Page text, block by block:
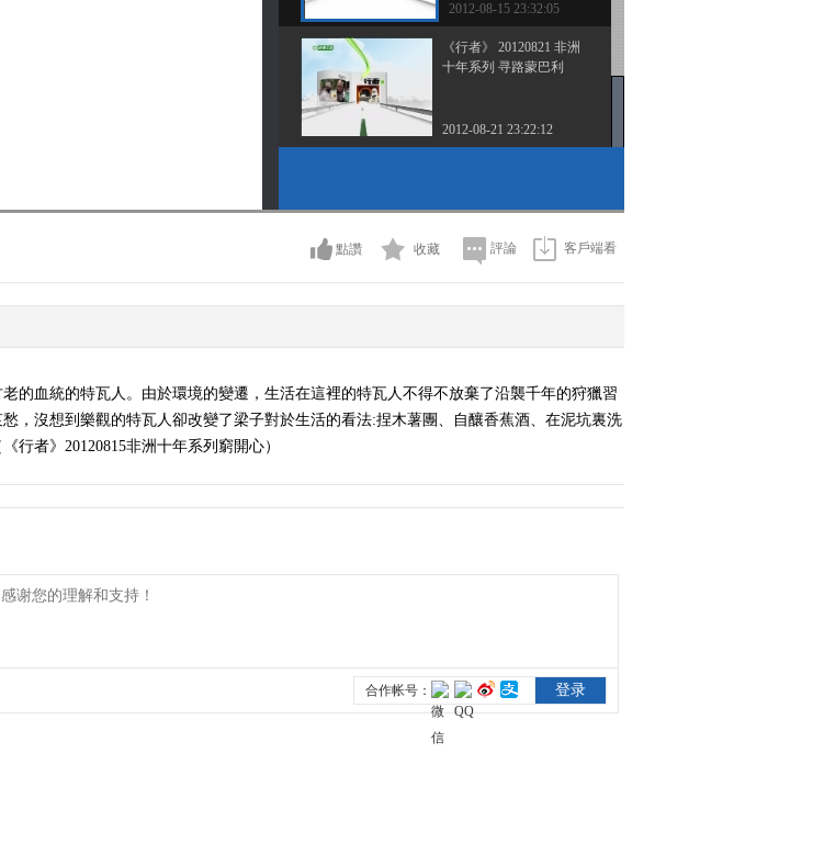
2012-08-15 23:32:05
《行者》 20120821 非洲
十年系列 寻路蒙巴利
2012-08-21 23:22:12
點讚 收藏 評論 客戶端看
的血統的特瓦人。由於環境的變遷，生活在這裡的特瓦人不得不放棄了沿襲千年的狩獵習
，沒想到樂觀的特瓦人卻改變了梁子對於生活的看法:捏木薯團、自釀香蕉酒、在泥坑裏洗
者》20120815非洲十年系列窮開心）